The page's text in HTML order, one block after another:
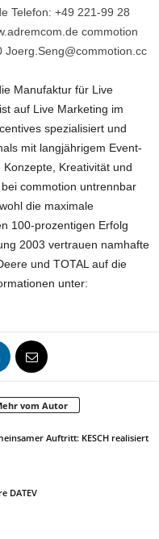
Telefon: +49 221-99 28
commotion
Joerg.Seng@commotion.cc
Manufaktur für Live
auf Live Marketing im
spezialisiert und
mit langjährigem Event-
Kreativität und
commotion untrennbar
die maximale
100-prozentigen Erfolg
2003 vertrauen namhafte
und TOTAL auf die
unter:
vom Autor
Auftritt: KESCH realisiert
DATEV